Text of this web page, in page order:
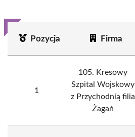
Pozycja Firma
1
105. Kresowy
Szpital Wojskowy
z Przychodnią filia
Żagań